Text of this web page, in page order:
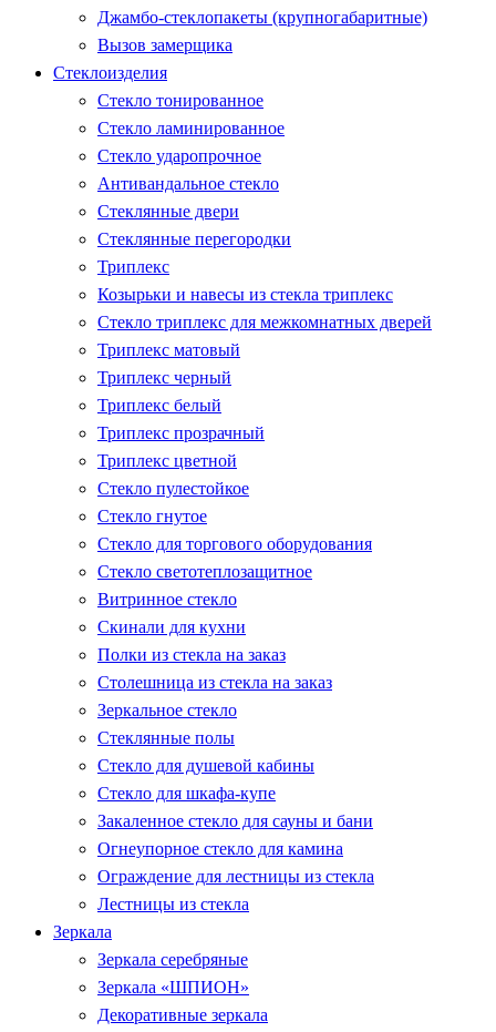
Джамбо-стеклопакеты (крупногабаритные)
Вызов замерщика
Стеклоизделия
Стекло тонированное
Стекло ламинированное
Стекло ударопрочное
Антивандальное стекло
Стеклянные двери
Стеклянные перегородки
Триплекс
Козырьки и навесы из стекла триплекс
Стекло триплекс для межкомнатных дверей
Триплекс матовый
Триплекс черный
Триплекс белый
Триплекс прозрачный
Триплекс цветной
Стекло пулестойкое
Стекло гнутое
Стекло для торгового оборудования
Стекло светотеплозащитное
Витринное стекло
Скинали для кухни
Полки из стекла на заказ
Столешница из стекла на заказ
Зеркальное стекло
Стеклянные полы
Стекло для душевой кабины
Стекло для шкафа-купе
Закаленное стекло для сауны и бани
Огнеупорное стекло для камина
Ограждение для лестницы из стекла
Лестницы из стекла
Зеркала
Зеркала серебряные
Зеркала «ШПИОН»
Декоративные зеркала